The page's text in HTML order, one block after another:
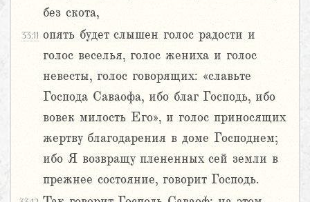
без скота,
33:11 опять будет слышен голос радости и
голос веселья, голос жениха и голос
невесты, голос говорящих: «славьте
Господа Саваофа, ибо благ Господь, ибо
вовек милость Его», и голос приносящих
жертву благодарения в доме Господнем;
ибо Я возвращу плененных сей земли в
прежнее состояние, говорит Господь.